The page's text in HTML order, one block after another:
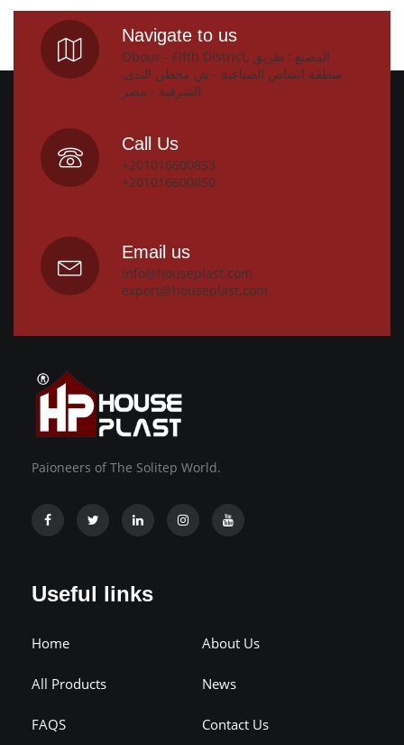
Navigate to us
Obour - Fifth District, المصنع : طريق
منطقة انشاص الصناعية - ش محطن الندى,
الشرقية - مصر
Call Us
+201016600853
+201016600850
Email us
info@houseplast.com
export@houseplast.com
Paioneers of The Solitep World.
Useful links
Home About Us
All Products News
FAQS Contact Us